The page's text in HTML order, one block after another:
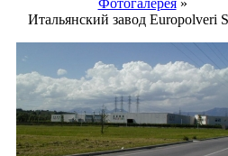
Итальянский завод Europolveri